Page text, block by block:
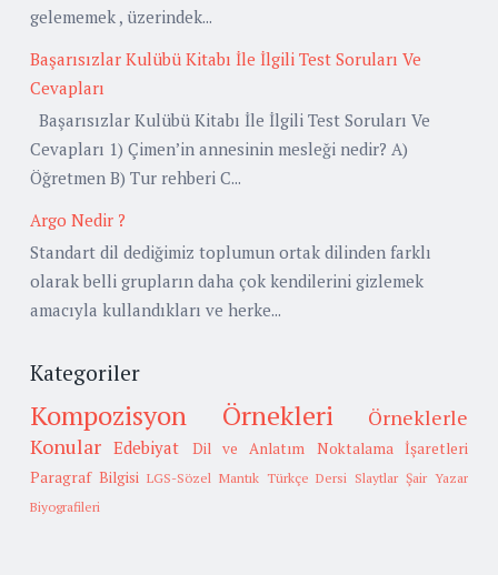
gelememek , üzerindek...
Başarısızlar Kulübü Kitabı İle İlgili Test Soruları Ve
Cevapları
Başarısızlar Kulübü Kitabı İle İlgili Test Soruları Ve
Cevapları 1) Çimen’in annesinin mesleği nedir? A)
Öğretmen B) Tur rehberi C...
Argo Nedir ?
Standart dil dediğimiz toplumun ortak dilinden farklı
olarak belli grupların daha çok kendilerini gizlemek
amacıyla kullandıkları ve herke...
Kategoriler
Kompozisyon Örnekleri
Örneklerle
Konular Edebiyat Dil ve Anlatım
Noktalama İşaretleri
Paragraf Bilgisi LGS-Sözel Mantık Türkçe Dersi Slaytlar Şair Yazar
Biyografileri